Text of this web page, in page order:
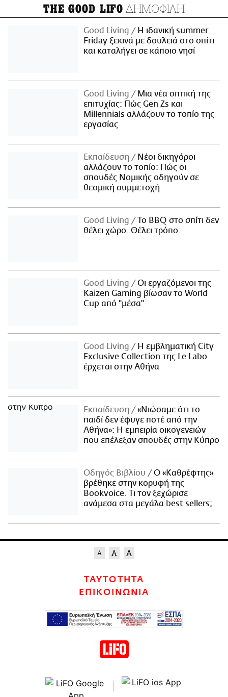
THE GOOD LIFO ΔΗΜΟΦΙΛΗ
Good Living
Η ιδανική summer
Friday ξεκινά με δουλειά στο σπίτι
και καταλήγει σε κάποιο νησί
Good Living
Μια νέα οπτική της
επιτυχίας: Πώς Gen Zs και
Millennials αλλάζουν το τοπίο της
εργασίας
Εκπαίδευση
Νέοι δικηγόροι
αλλάζουν το τοπίο: Πώς οι
σπουδές Νομικής οδηγούν σε
θεσμική συμμετοχή
Good Living
Το BBQ στο σπίτι δεν
θέλει χώρο. Θέλει τρόπο.
Good Living
Οι εργαζόμενοι της
Kaizen Gaming βίωσαν το World
Cup από "μέσα"
Good Living
Η εμβληματική City
Exclusive Collection της Le Labo
έρχεται στην Αθήνα
Εκπαίδευση
«Νιώσαμε ότι το
παιδί δεν έφυγε ποτέ από την
Αθήνα»: Η εμπειρία οικογενειών
που επέλεξαν σπουδές στην Κύπρο
Οδηγός Βιβλίου
Ο «Καθρέφτης»
βρέθηκε στην κορυφή της
Bookvoice. Τι τον ξεχώρισε
ανάμεσα στα μεγάλα best sellers;
ΤΑΥΤΟΤΗΤΑ
ΕΠΙΚΟΙΝΩΝΙΑ